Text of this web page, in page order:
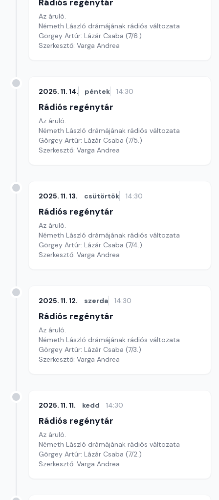
Rádiós regénytár
Az áruló.
Németh László drámájának rádiós változata
Görgey Artúr: Lázár Csaba (7/6.)
Szerkesztő: Varga Andrea
2025. 11. 14. péntek 14:30
Rádiós regénytár
Az áruló.
Németh László drámájának rádiós változata
Görgey Artúr: Lázár Csaba (7/5.)
Szerkesztő: Varga Andrea
2025. 11. 13. csütörtök 14:30
Rádiós regénytár
Az áruló.
Németh László drámájának rádiós változata
Görgey Artúr: Lázár Csaba (7/4.)
Szerkesztő: Varga Andrea
2025. 11. 12. szerda 14:30
Rádiós regénytár
Az áruló.
Németh László drámájának rádiós változata
Görgey Artúr: Lázár Csaba (7/3.)
Szerkesztő: Varga Andrea
2025. 11. 11. kedd 14:30
Rádiós regénytár
Az áruló.
Németh László drámájának rádiós változata
Görgey Artúr: Lázár Csaba (7/2.)
Szerkesztő: Varga Andrea